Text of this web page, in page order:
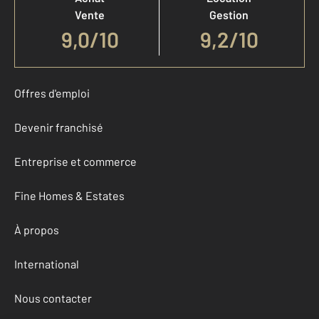
Vente
9,0/10
Gestion
9,2/10
Offres d'emploi
Devenir franchisé
Entreprise et commerce
Fine Homes & Estates
À propos
International
Nous contacter